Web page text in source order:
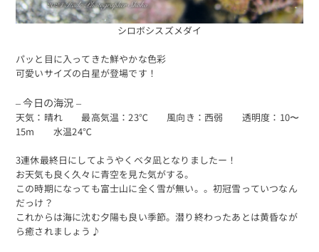
シロボシスズメダイ
パッと目に入ってきた鮮やかな色彩
可愛いサイズの白星が登場です！
– 今日の海況 –
天気：晴れ 最高気温：23℃ 風向き：西弱 透明度：10〜
15m 水温24℃
3連休最終日にしてようやくベタ凪となりましたー！
お天気も良く久々に青空を見た気がする。
この時期になっても富士山に全く雪が無い。。初冠雪っていつなん
だっけ？
これからは海に沈む夕陽も良い季節。潜り終わったあとは黄昏なが
ら癒されましょう♪